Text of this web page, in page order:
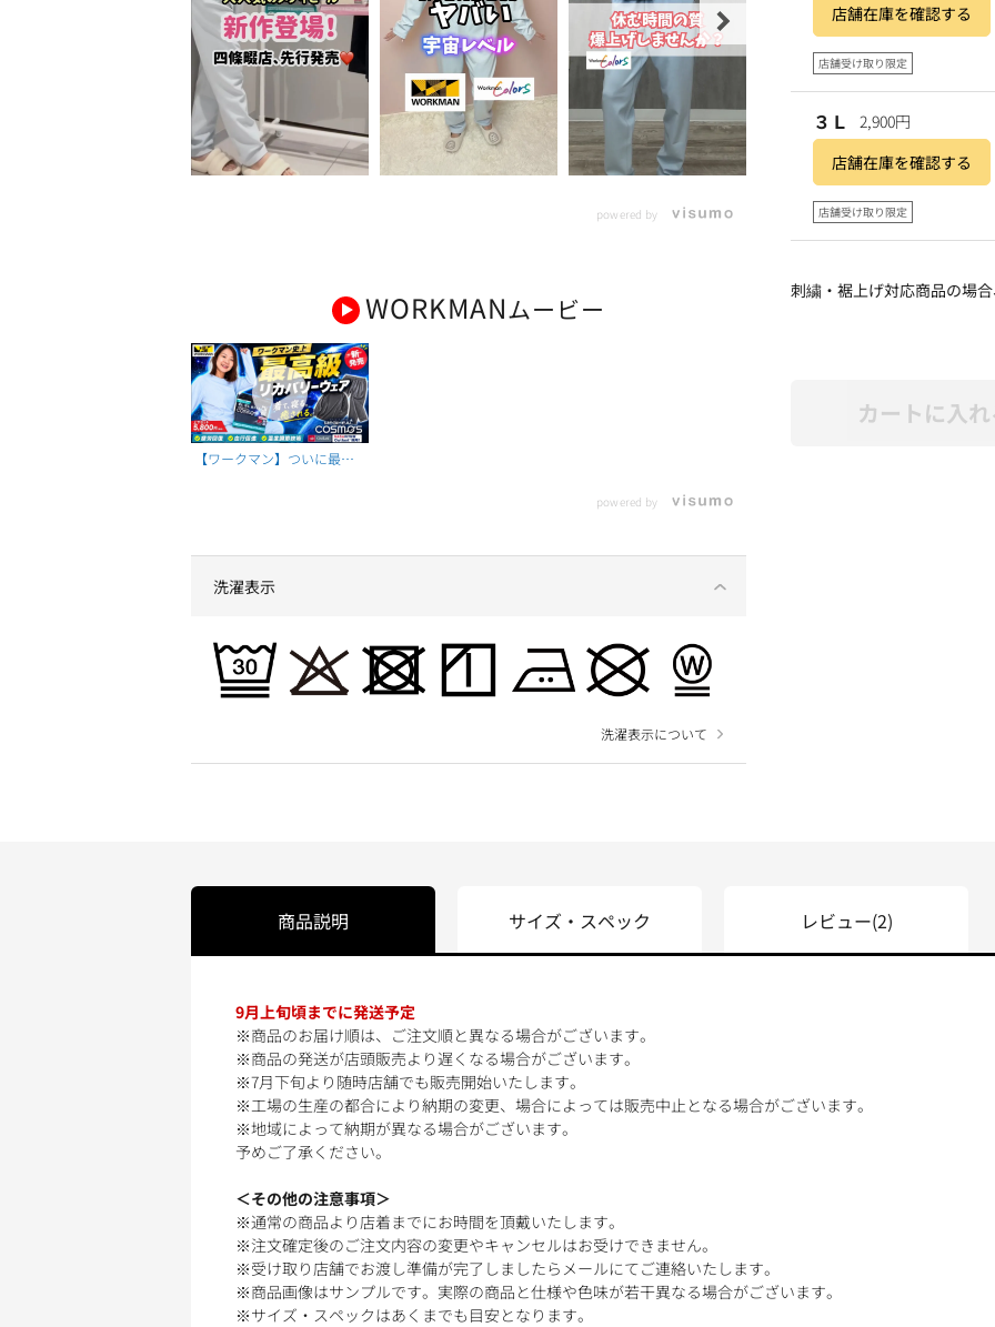
powered by
WORKMANムービー
【ワークマン】ついに最高
powered by
洗濯表示
洗濯表示について
店舗受け取り限定
店舗在庫を確認する
３Ｌ 2,900円
店舗受け取り限定
店舗在庫を確認する
刺繍・裾上げ対応商品の場
カートに入れ
商品説明
9月上旬頃までに発送予定
※商品のお届け順は、ご注文順と異なる場合がございます。
※商品の発送が店頭販売より遅くなる場合がございます。
※7月下旬より随時店舗でも販売開始いたします。
※工場の生産の都合により納期の変更、場合によっては販売中止となる場合がございます。
※地域によって納期が異なる場合がございます。
予めご了承ください。
＜その他の注意事項＞
※通常の商品より店着までにお時間を頂戴いたします。
※注文確定後のご注文内容の変更やキャンセルはお受けできません。
※受け取り店舗でお渡し準備が完了しましたらメールにてご連絡いたします。
※商品画像はサンプルです。実際の商品と仕様や色味が若干異なる場合がございます。
※サイズ・スペックはあくまでも目安となります。
サイズ・スペック レビュー(2)